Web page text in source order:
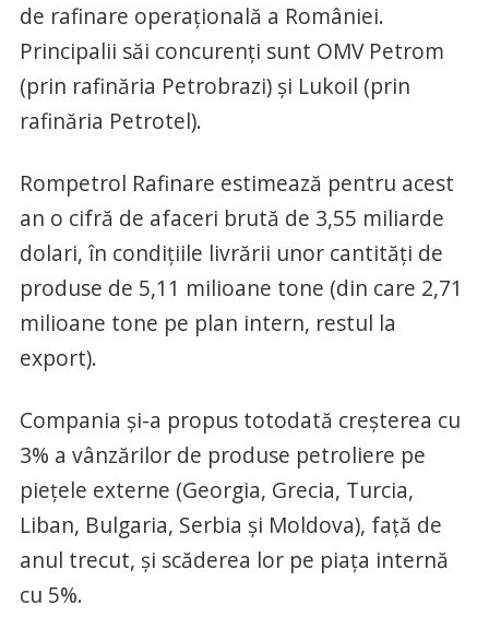
de rafinare operaţională a României.
Principalii săi concurenţi sunt OMV Petrom
(prin rafinăria Petrobrazi) şi Lukoil (prin
rafinăria Petrotel).
Rompetrol Rafinare estimează pentru acest
an o cifră de afaceri brută de 3,55 miliarde
dolari, în condiţiile livrării unor cantităţi de
produse de 5,11 milioane tone (din care 2,71
milioane tone pe plan intern, restul la
export).
Compania şi-a propus totodată creşterea cu
3% a vânzărilor de produse petroliere pe
pieţele externe (Georgia, Grecia, Turcia,
Liban, Bulgaria, Serbia şi Moldova), faţă de
anul trecut, şi scăderea lor pe piaţa internă
cu 5%.